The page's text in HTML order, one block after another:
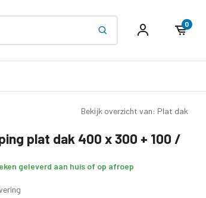
0
Bekijk overzicht van: Plat dak
plat dak 400 x 300 + 100 /
geleverd aan huis of op afroep